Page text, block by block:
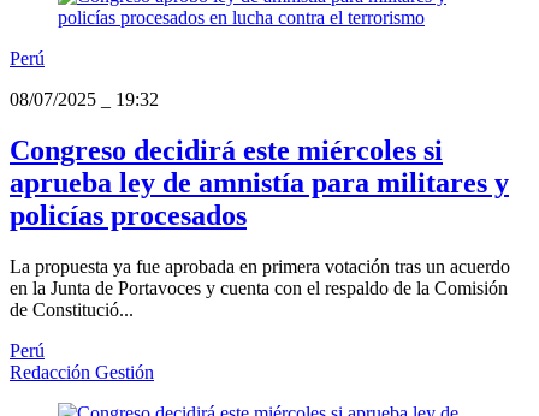
Perú
08/07/2025
19:32
Congreso decidirá este miércoles si
aprueba ley de amnistía para militares y
policías procesados
La propuesta ya fue aprobada en primera votación tras un acuerdo
en la Junta de Portavoces y cuenta con el respaldo de la Comisión
de Constitució...
Perú
Redacción Gestión